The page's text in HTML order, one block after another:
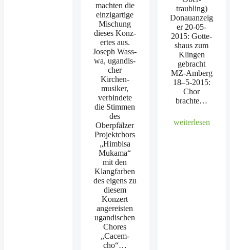
macht­en die
einzi­gar­tige
Mis­chung
dieses Konz­
ertes aus.
Joseph Wass­
wa, ugan­dis­
ch­er
Kirchen­
musik­er,
verbindete
die Stim­men
des
Oberpfälz­er
Pro­jek­tchors
„Him­bisa
Muka­ma“
mit den
Klang­far­ben
des eigens zu
diesem
Konz­ert
angereis­ten
ugan­dis­chen
Chores
„Cacem­
cho“…
traubling)
Donauanzeig
er 20-05-
2015: Gotte­
shaus zum
Klin­gen
gebracht
MZ-Amberg
18–5‑2015:
Chor
brachte…
weit­er­lesen